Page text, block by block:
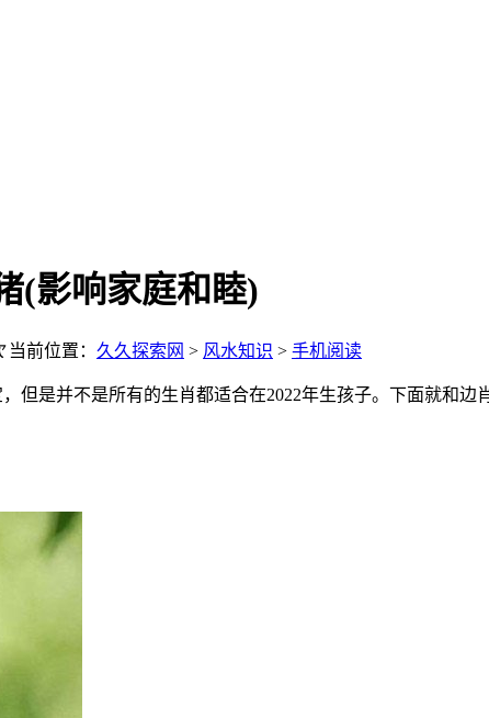
(影响家庭和睦)
当前位置： 久久探索网 > 风水知识 > 手机阅读
是并不是所有的生肖都适合在2022年生孩子。下面就和边